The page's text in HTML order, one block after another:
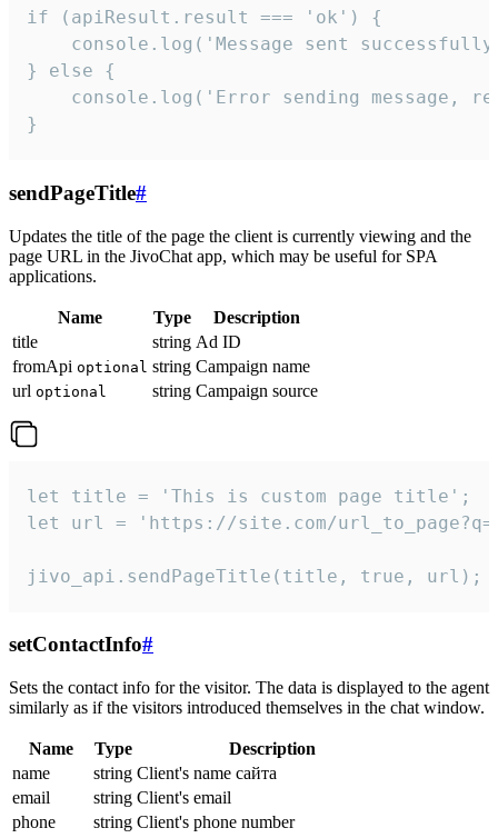
if (apiResult.result === 'ok') {
console.log('Message sent
} else {
console.log('Error sending message,
}
sendPageTitle#
Updates the title of the page the client is currently viewing and the
page URL in the JivoChat app, which may be useful for SPA
applications.
Name Type
Description
title
string Ad ID
fromApi optional string Campaign name
url optional string Campaign source
let title = 'This is custom page title';
let url = 'https://site.com/
jivo_api.sendPageTitle(title, true, url);
setContactInfo#
Sets the contact info for the visitor. The data is displayed to the agent
similarly as if the visitors introduced themselves in the chat window.
Name Type
Description
name
string Client's name сайта
email
string Client's email
phone
string Client's phone number